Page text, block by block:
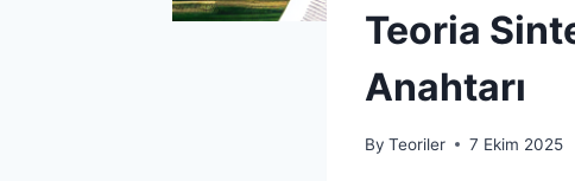
Teoria
Anahtarı
By Teoriler 7 Ekim 2025